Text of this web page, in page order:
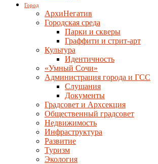
Город
АрхиНегатив
Городская среда
Парки и скверы
Граффити и стрит-арт
Культура
Идентичность
«Умный Сочи»
Администрация города и ГСС
Слушания
Документы
Градсовет и Архсекция
Общественный градсовет
Недвижимость
Инфраструктура
Развитие
Туризм
Экология